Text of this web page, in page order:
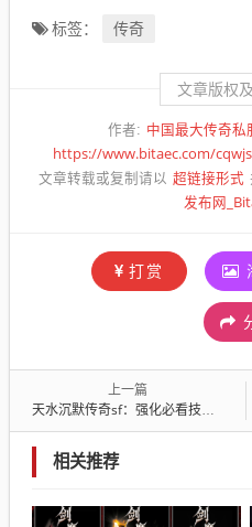
标签： 传奇
文章版权
作者: 中国最大传奇私
https://www.bitaec.com/
文章转载或复制请以 超链接形式
发布网
打赏
上一篇
天水沉默传奇sf：强化必看技术，小号垫刀+祝福油双保险
相关推荐